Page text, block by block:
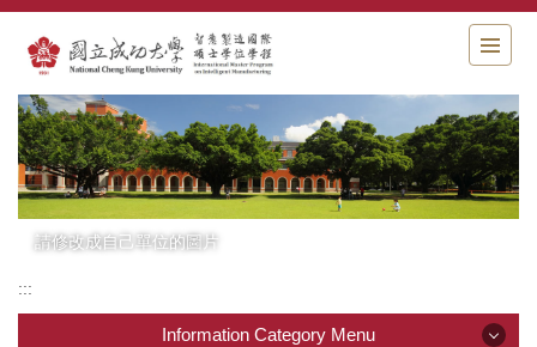
Jump
the
main
content
block
請修改成自己單位的圖片
:::
Information Category Menu